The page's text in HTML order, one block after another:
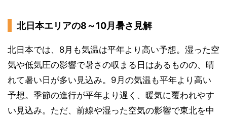
北日本エリアの8～10月暑さ見解
北日本では、8月も気温は平年より高い予想。湿った空
気や低気圧の影響で暑さの収まる日はあるものの、晴
れて暑い日が多い見込み。9月の気温も平年より高い
予想。季節の進行が平年より遅く、暖気に覆われやす
い見込み。ただ、前線や湿った空気の影響で東北を中